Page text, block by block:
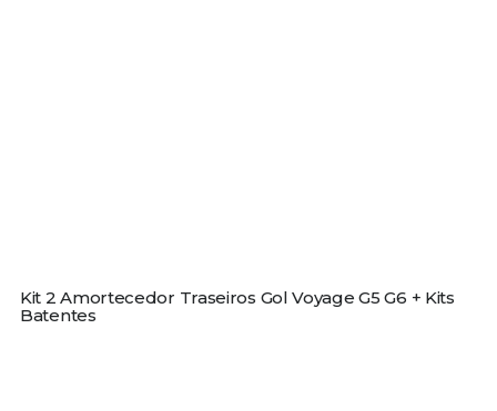
Kit 2 Amortecedor Traseiros Gol Voyage G5 G6 + Kits
Batentes